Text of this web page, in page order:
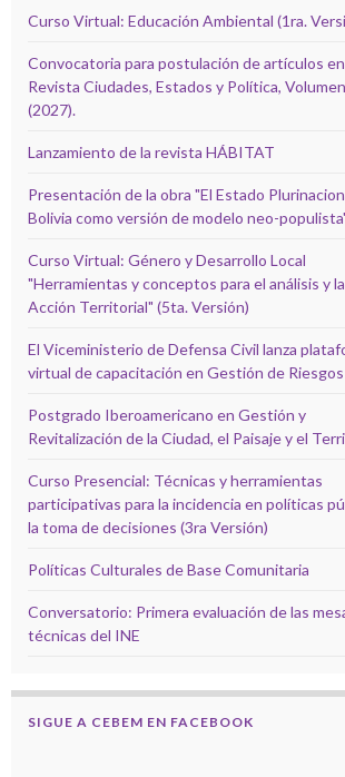
Curso Virtual: Educación Ambiental (1ra.
Convocatoria para postulación de artículos
Revista Ciudades, Estados y Política,
(2027).
Lanzamiento de la revista HÁBITAT
Presentación de la obra "El Estado
Bolivia como versión de modelo neo-
Curso Virtual: Género y Desarrollo Local
"Herramientas y conceptos para el análisis y la
Acción Territorial" (5ta. Versión)
El Viceministerio de Defensa Civil lanza
virtual de capacitación en Gestión de Riesgos
Postgrado Iberoamericano en Gestión y
Revitalización de la Ciudad, el Paisaje y el
Curso Presencial: Técnicas y herramientas
participativas para la incidencia en políticas
la toma de decisiones (3ra Versión)
Políticas Culturales de Base Comunitaria
Conversatorio: Primera evaluación de las
técnicas del INE
SIGUE A CEBEM EN FACEBOOK